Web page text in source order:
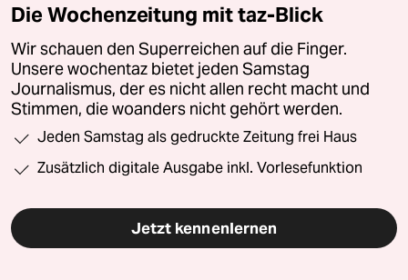
Die Wochenzeitung mit taz-Blick
Wir schauen den Superreichen auf die Finger.
Unsere wochentaz bietet jeden Samstag
Journalismus, der es nicht allen recht macht und
Stimmen, die woanders nicht gehört werden.
Jeden Samstag als gedruckte Zeitung frei Haus
Zusätzlich digitale Ausgabe inkl. Vorlesefunktion
Jetzt kennenlernen